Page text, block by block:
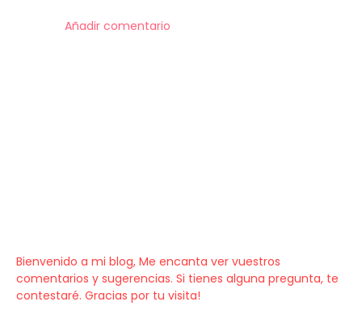
Añadir comentario
Bienvenido a mi blog, Me encanta ver vuestros
comentarios y sugerencias. Si tienes alguna pregunta, te
contestaré. Gracias por tu visita!